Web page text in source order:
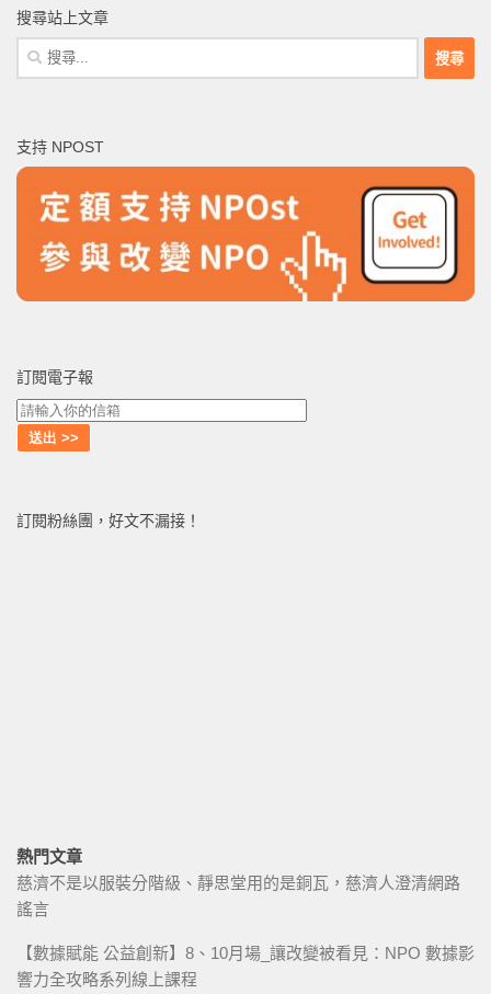
搜尋站上文章
搜
尋
字:
支持 NPOST
訂閱電子報
訂閱粉絲團，好文不漏接！
熱門文章
慈濟不是以服裝分階級、靜思堂用的是銅瓦，慈濟人澄清網路
謠言
【數據賦能 公益創新】8、10月場_讓改變被看見：NPO 數據影
響力全攻略系列線上課程